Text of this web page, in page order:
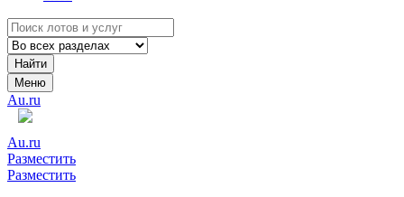
Найти
Меню
Au.ru
Au.ru
Разместить
Разместить